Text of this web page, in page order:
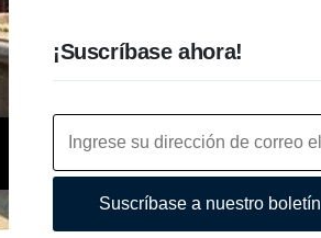
¡Suscríbase ahora!
Suscríbase a nuestro boletín